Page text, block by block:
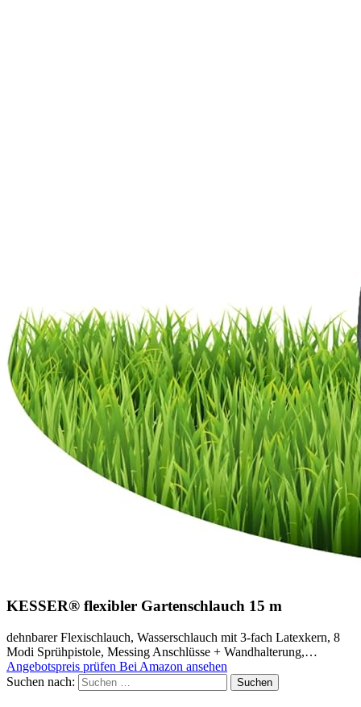
KESSER® flexibler Gartenschlauch 15 m
dehnbarer Flexischlauch, Wasserschlauch mit 3-fach Latexkern, 8
Modi Sprühpistole, Messing Anschlüsse + Wandhalterung,…
Angebotspreis prüfen Bei Amazon ansehen
Suchen nach: